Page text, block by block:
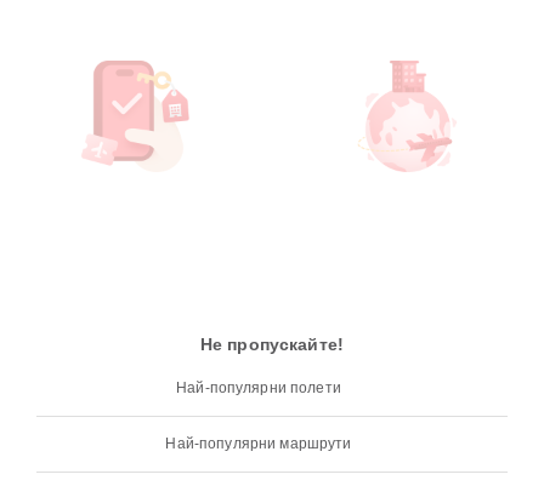
Не пропускайте!
Най-популярни полети
Най-популярни маршрути